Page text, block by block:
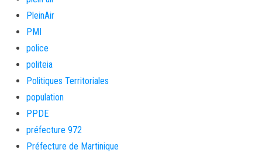
PleinAir
PMI
police
politeia
Politiques Territoriales
population
PPDE
préfecture 972
Préfecture de Martinique